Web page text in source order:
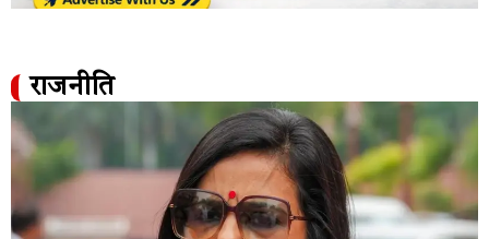
राजनीति